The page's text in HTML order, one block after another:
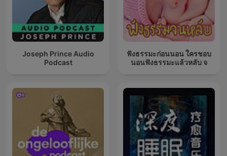
Joseph Prince Audio
Podcast
ฟังธรรมะก่อนนอน ใครชอบ
นอนฟังธรรมะแล้วหลับ จ